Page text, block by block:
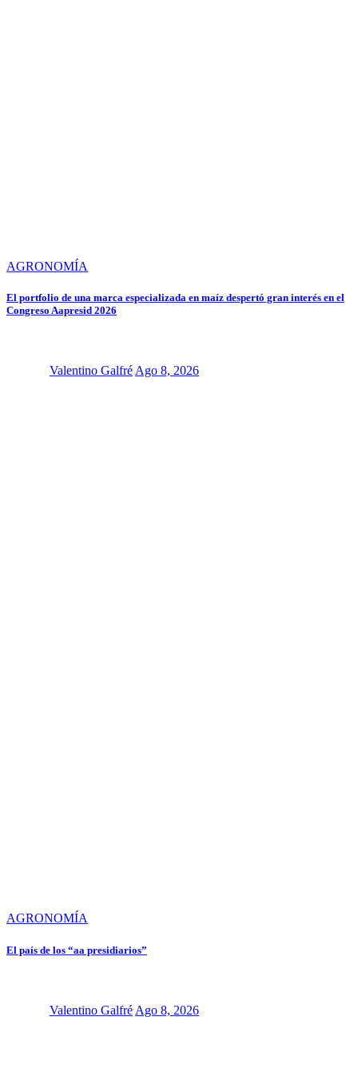
AGRONOMÍA
El portfolio de una marca especializada en maíz despertó gran interés en el
Congreso Aapresid 2026
Valentino Galfré Ago 8, 2026
AGRONOMÍA
El país de los “aa presidiarios”
Valentino Galfré Ago 8, 2026